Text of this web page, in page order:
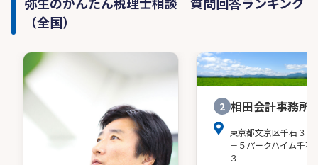
（全国）
2 相田会計事務所
東京都文京区千石３－
－５パークハイム千石
３